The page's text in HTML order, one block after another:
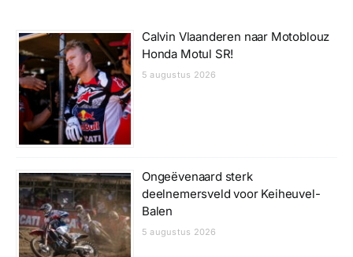
Calvin Vlaanderen naar Motoblouz
Honda Motul SR!
5 augustus 2026
Ongeëvenaard sterk
deelnemersveld voor Keiheuvel-
Balen
5 augustus 2026